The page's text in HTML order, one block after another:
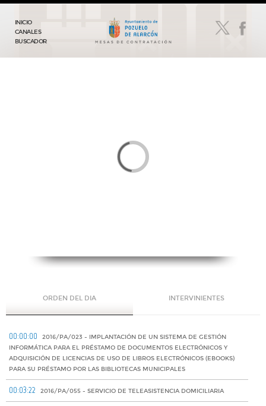
INICIO
CANALES
BUSCADOR
ORDEN DEL DIA INTERVINIENTES
00:00:00
2016/PA/023 - IMPLANTACIÓN DE UN SISTEMA DE GESTIÓN
INFORMÁTICA PARA EL PRÉSTAMO DE DOCUMENTOS ELECTRÓNICOS Y
ADQUISICIÓN DE LICENCIAS DE USO DE LIBROS ELECTRÓNICOS (EBOOKS)
PARA SU PRÉSTAMO POR LAS BIBLIOTECAS MUNICIPALES
00:03:22 2016/PA/055 - SERVICIO DE TELEASISTENCIA DOMICILIARIA